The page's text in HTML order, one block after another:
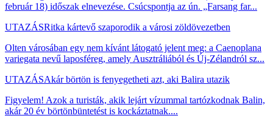
február 18) időszak elnevezése. Csúcspontja az ún. „Farsang far...
UTAZÁSRitka kártevő szaporodik a városi zöldövezetben
Olten városában egy nem kívánt látogató jelent meg: a Caenoplana
variegata nevű laposféreg, amely Ausztráliából és Új-Zélandról sz...
UTAZÁSAkár börtön is fenyegetheti azt, aki Balira utazik
Figyelem! Azok a turisták, akik lejárt vízummal tartózkodnak Balin,
akár 20 év börtönbüntetést is kockáztatnak....